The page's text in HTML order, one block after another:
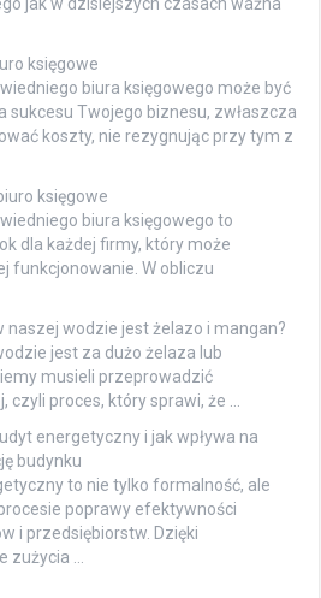
księgowe
biura księgowego może być
sukcesu Twojego biznesu, zwłaszcza
koszty, nie rezygnując przy tym z
księgowe
biura księgowego to
dla każdej firmy, który może
funkcjonowanie. W obliczu
naszej wodzie jest żelazo i mangan?
jest za dużo żelaza lub
musieli przeprowadzić
proces, który sprawi, że …
energetyczny i jak wpływa na
budynku
to nie tylko formalność, ale
poprawy efektywności
i przedsiębiorstw. Dzięki
zużycia …